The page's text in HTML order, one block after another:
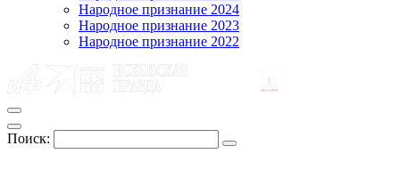
Народное признание 2024
Народное признание 2023
Народное признание 2022
Поиск: